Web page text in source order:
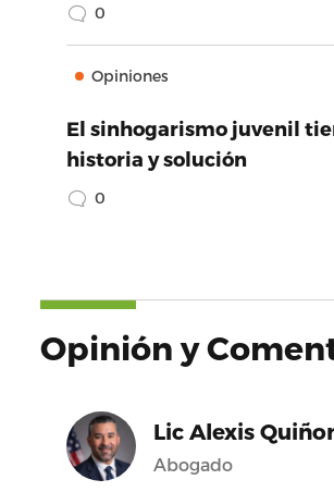
0
Opiniones
El sinhogarismo juvenil
historia y solución
0
Opinión y
Lic Alexis
Abogado